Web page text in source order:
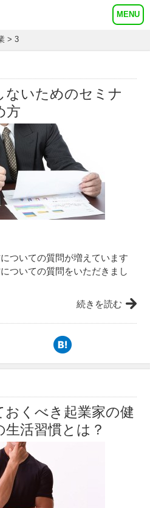
> 3
ないためのセミナ
方
ついての質問が増えています
ついての質問をいただきまし
続きを読む
おくべき起業家の健
活習慣とは？